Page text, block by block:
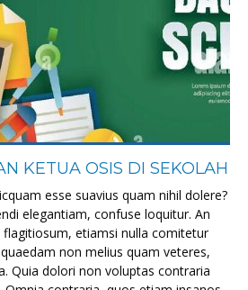
KETUA OSIS DI SEKOLAH
esse suavius quam nihil dolere?
elegantiam, confuse loquitur. An
flagitiosum, etiamsi nulla comitetur
non melius quam veteres,
Quia dolori non voluptas contraria